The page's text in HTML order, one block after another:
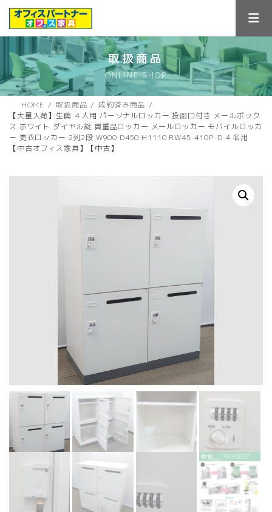
ス
キ
ン
に
取扱商品
ONLINE SHOP
HOME 取扱商品
成約済み商品
【大量入荷】生興 ４人用 パーソナルロッカー 投函口付き メールボック
ス ホワイト ダイヤル錠 貴重品ロッカー メールロッカー モバイルロッカ
ー 更衣ロッカー 2列2段 W900 D450 H1110 RW45-410P-D ４名用
【中古オフィス家具】【中古】